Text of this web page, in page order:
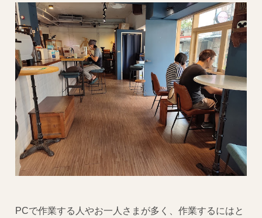
PCで作業する人やお一人さまが多く、作業するにはと